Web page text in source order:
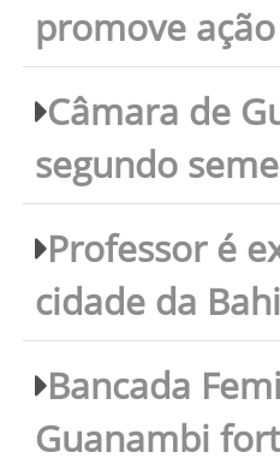
promove
Câmara de
segundo
Professor é
cidade da
Bancada
Guanambi